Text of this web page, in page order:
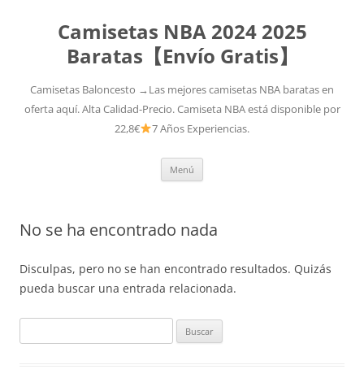
Camisetas NBA 2024 2025
Baratas【Envío Gratis】
Camisetas Baloncesto →Las mejores camisetas NBA baratas en
oferta aquí. Alta Calidad-Precio. Camiseta NBA está disponible por
22,8€
7 Años Experiencias.
Menú
No se ha encontrado nada
Disculpas, pero no se han encontrado resultados. Quizás
pueda buscar una entrada relacionada.